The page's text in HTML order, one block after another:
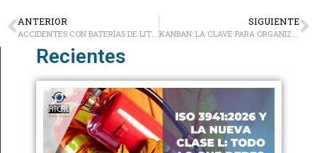
ANTERIOR SIGUIENTE
Recientes